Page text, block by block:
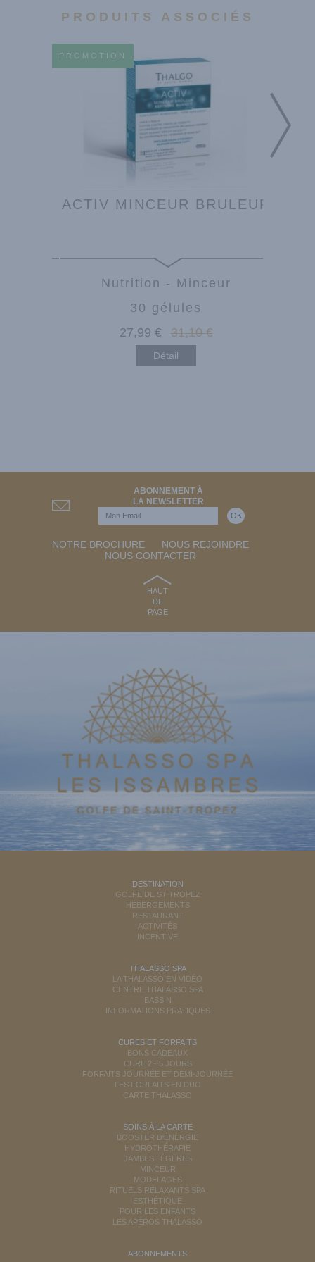
PRODUITS ASSOCIÉS
PROMOTION
ACTIV MINCEUR BRULEUR
Nutrition - Minceur
30 gélules
27,99 € 31,10 €
Détail
ABONNEMENT À
LA NEWSLETTER
NOTRE BROCHURE
NOUS REJOINDRE
NOUS CONTACTER
HAUT
DE
PAGE
DESTINATION
GOLFE DE ST TROPEZ
HÉBERGEMENTS
RESTAURANT
ACTIVITÉS
INCENTIVE
THALASSO SPA
LA THALASSO EN VIDÉO
CENTRE THALASSO SPA
BASSIN
INFORMATIONS PRATIQUES
CURES ET FORFAITS
BONS CADEAUX
CURE 2 - 5 JOURS
FORFAITS JOURNÉE ET DEMI-JOURNÉE
LES FORFAITS EN DUO
CARTE THALASSO
SOINS À LA CARTE
BOOSTER D'ÉNERGIE
HYDROTHÉRAPIE
JAMBES LÉGÈRES
MINCEUR
MODELAGES
RITUELS RELAXANTS SPA
ESTHÉTIQUE
POUR LES ENFANTS
LES APÉROS THALASSO
ABONNEMENTS